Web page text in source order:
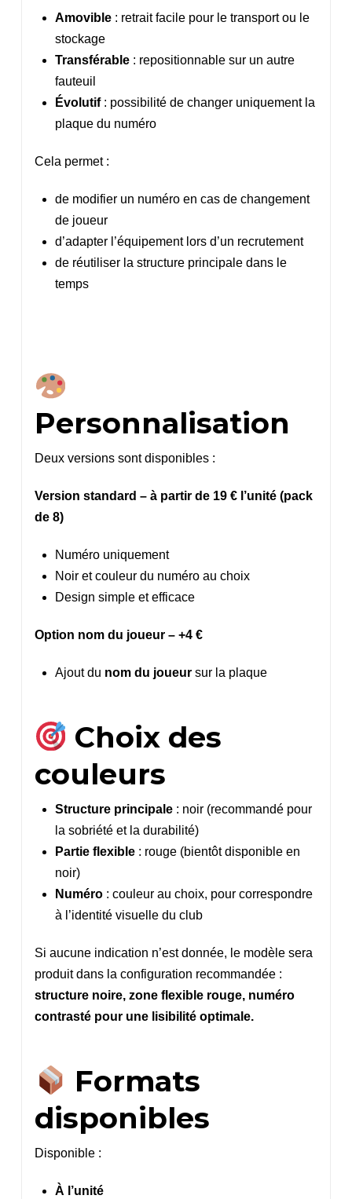
Amovible : retrait facile pour le transport ou le
stockage
Transférable : repositionnable sur un autre
fauteuil
Évolutif: possibilité de changer uniquement la
plaque du numéro
Cela permet :
de modifier un numéro en cas de changement
de joueur
d’adapter l’équipement lors d’un recrutement
de réutiliser la structure principale dans le
temps
Personnalisation
Deux versions sont disponibles :
Version standard – à partir de 19 € l’unité (pack
de 8)
Numéro uniquement
Noir et couleur du numéro au choix
Design simple et efficace
Option nom du joueur – +4 €
Ajout du nom du joueur sur la plaque
Choix des
couleurs
Structure principale : noir (recommandé pour
la sobriété et la durabilité)
Partie flexible : rouge (bientôt disponible en
noir)
Numéro : couleur au choix, pour correspondre
à l’identité visuelle du club
Si aucune indication n’est donnée, le modèle sera
produit dans la configuration recommandée :
structure noire, zone flexible rouge, numéro
contrasté pour une lisibilité optimale.
Formats
disponibles
Disponible :
À l’unité